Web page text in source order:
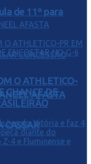
AFASTA
de 11º para
O ATHLETICO-
CHANCE DE